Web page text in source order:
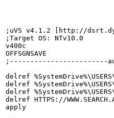
;uVS v4.1.2 [http://
;Target OS: NTv10.0
v400c
OFFSGNSAVE
;------------------------
delref
delref
delref
delref HTTPS://
apply